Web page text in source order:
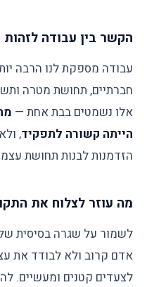
הקשר בין עבודה לזהות
עבודה מספקת לנו הרבה
חברתיים, תחושת מטרה
אלו נשמטים בבת אחת —
הייתה קשורה לתפקיד,
הזדמנות לבנות תחושת
מה עוזר לצלוח את
לשמור על שגרה בסיסית
אדם קרוב ולא לבודד את
לצעדים קטנים ומעשיים.